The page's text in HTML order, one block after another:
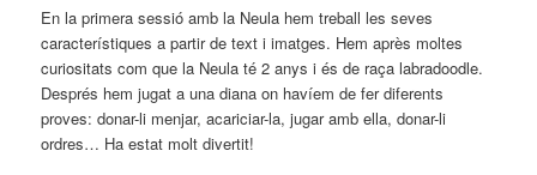
En la primera sessió amb la Neula hem treball les seves
característiques a partir de text i imatges. Hem après moltes
curiositats com que la Neula té 2 anys i és de raça labradoodle.
Després hem jugat a una diana on havíem de fer diferents
proves: donar-li menjar, acariciar-la, jugar amb ella, donar-li
ordres… Ha estat molt divertit!